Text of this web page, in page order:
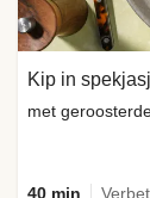
Kip in
met
40 min